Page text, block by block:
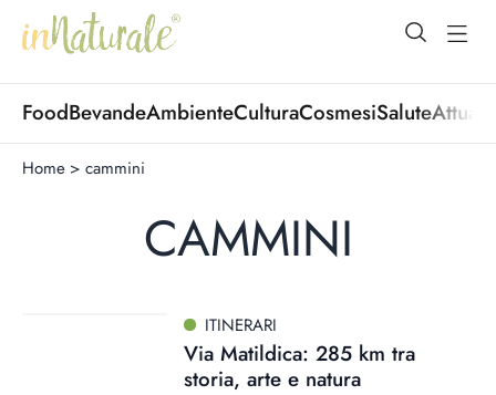
open
FoodBevandeAmbienteCulturaCosmesiSalute
Home > cammini
CAMMINI
ITINERARI
Via Matildica: 285 km tra
storia, arte e natura